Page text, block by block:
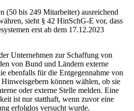
(50 bis 249 Mitarbeiter) ausreichend
sieht § 42 HinSchG-E vor, dass
erst ab dem 17.12.2023
Unternehmen zur Schaffung von
von Bund und Ländern externe
ebenfalls für die Entgegennahme von
können wählen, ob sie
oder externe Stelle melden. Eine
ist nur statthaft, wenn zuvor eine
erfolglos versucht wurde.